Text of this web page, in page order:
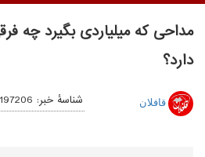
مداحی که میلیاردی بگیرد چه
دارد؟
قافلان شناسهٔ خبر: 197206 -